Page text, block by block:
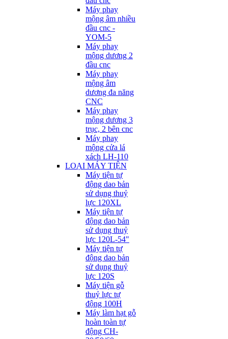
Máy phay
mộng âm nhiều
đầu cnc -
YOM-5
Máy phay
mộng dương 2
đầu cnc
Máy phay
mộng âm
dương đa năng
CNC
Máy phay
mộng dương 3
trục, 2 bên cnc
Máy phay
mộng cửa lá
xách LH-110
LOẠI MÁY TIỆN
Máy tiện tự
động dao bản
sử dụng thuỷ
lực 120XL
Máy tiện tự
động dao bản
sử dụng thuỷ
lực 120L-54"
Máy tiện tự
động dao bản
sử dụng thuỷ
lực 120S
Máy tiện gỗ
thuỷ lực tự
động 100H
Máy làm hạt gỗ
hoàn toàn tự
động CH-